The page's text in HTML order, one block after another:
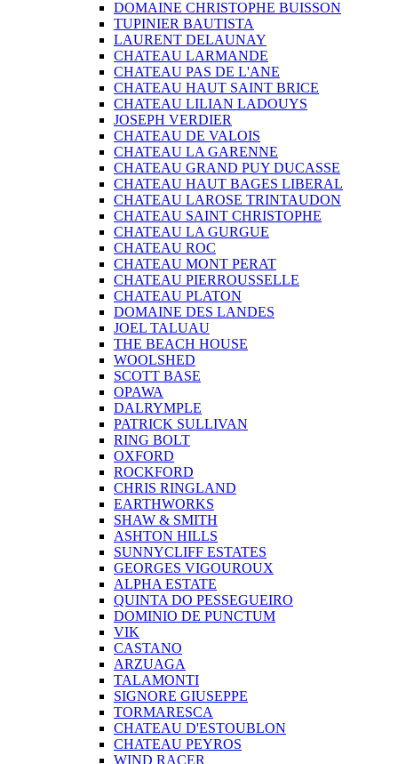
DOMAINE CHRISTOPHE BUISSON
TUPINIER BAUTISTA
LAURENT DELAUNAY
CHATEAU LARMANDE
CHATEAU PAS DE L'ANE
CHATEAU HAUT SAINT BRICE
CHATEAU LILIAN LADOUYS
JOSEPH VERDIER
CHATEAU DE VALOIS
CHATEAU LA GARENNE
CHATEAU GRAND PUY DUCASSE
CHATEAU HAUT BAGES LIBERAL
CHATEAU LAROSE TRINTAUDON
CHATEAU SAINT CHRISTOPHE
CHATEAU LA GURGUE
CHATEAU ROC
CHATEAU MONT PERAT
CHATEAU PIERROUSSELLE
CHATEAU PLATON
DOMAINE DES LANDES
JOEL TALUAU
THE BEACH HOUSE
WOOLSHED
SCOTT BASE
OPAWA
DALRYMPLE
PATRICK SULLIVAN
RING BOLT
OXFORD
ROCKFORD
CHRIS RINGLAND
EARTHWORKS
SHAW & SMITH
ASHTON HILLS
SUNNYCLIFF ESTATES
GEORGES VIGOUROUX
ALPHA ESTATE
QUINTA DO PESSEGUEIRO
DOMINIO DE PUNCTUM
VIK
CASTANO
ARZUAGA
TALAMONTI
SIGNORE GIUSEPPE
TORMARESCA
CHATEAU D'ESTOUBLON
CHATEAU PEYROS
WIND RACER